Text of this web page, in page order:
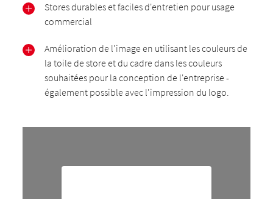
Stores durables et faciles d'entretien pour usage
commercial
Amélioration de l'image en utilisant les couleurs de
la toile de store et du cadre dans les couleurs
souhaitées pour la conception de l'entreprise -
également possible avec l'impression du logo.